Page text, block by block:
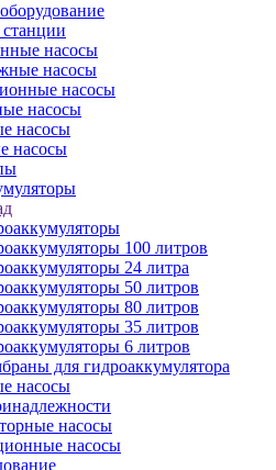
насосы
насосы
насосы
насосы
насосы
насосы
100 литров
24 литра
50 литров
80 литров
35 литров
6 литров
для гидроаккумулятора
насосы
насосы
насосы